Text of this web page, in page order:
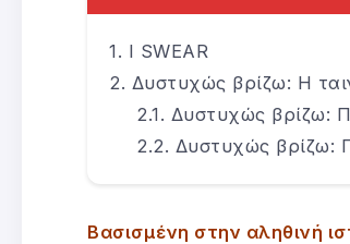
I SWEAR
Δυστυχώς βρίζω: Η
Δυστυχώς βρίζω:
Δυστυχώς βρίζω:
Βασισμένη στην αληθινή